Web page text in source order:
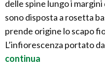
delle spine lungo i
sono disposta a rosetta
prende origine lo scapo
L’infiorescenza portato
continua